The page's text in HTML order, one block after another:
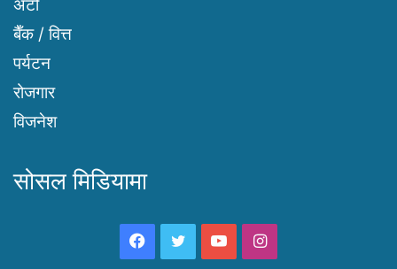
अटो
बैँक / वित्त
पर्यटन
रोजगार
विजनेश
सोसल मिडियामा
Facebook
TwitterYouTubeInstagram